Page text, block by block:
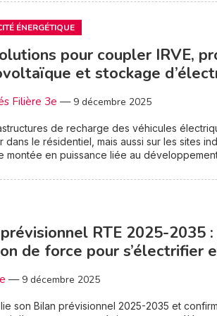
ÉNERGÉTIQUE
pour coupler IRVE,
et stockage
Filière 3e — 9 décembre 2025
de recharge des véhicules
dans le résidentiel, mais aussi sur les sites
montée en puissance liée au
RTE 2025-2035
de force pour s’électrifier
— 9 décembre 2025
son Bilan prévisionnel 2025-2035 et